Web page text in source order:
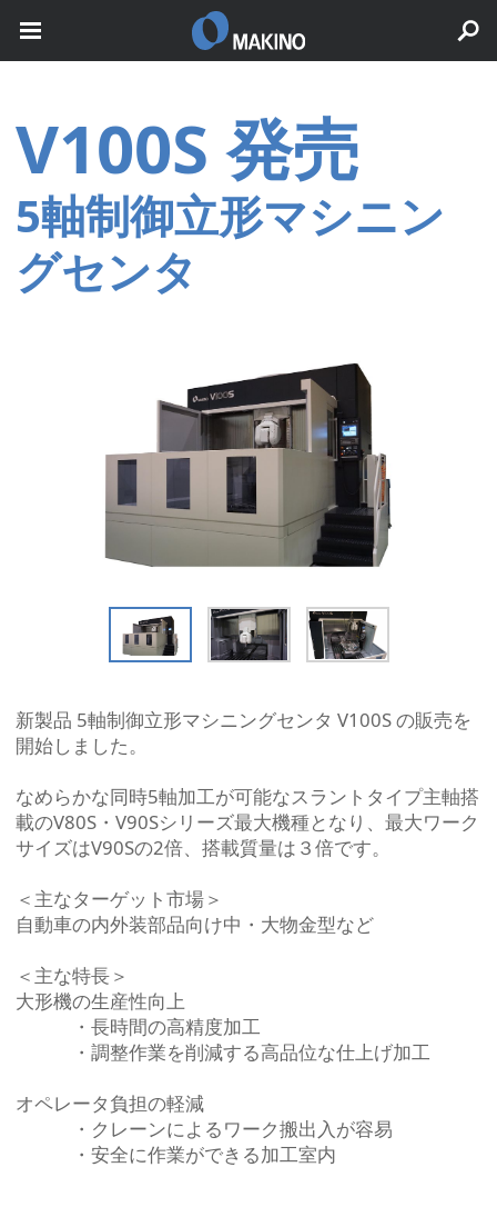
V100S 発売
5軸制御立形マシニン
グセンタ
新製品 5軸制御立形マシニングセンタ V100S の販売を
開始しました。
なめらかな同時5軸加工が可能なスラントタイプ主軸搭
載のV80S・V90Sシリーズ最大機種となり、最大ワーク
サイズはV90Sの2倍、搭載質量は３倍です。
＜主なターゲット市場＞
自動車の内外装部品向け中・大物金型など
＜主な特長＞
大形機の生産性向上
・長時間の高精度加工
・調整作業を削減する高品位な仕上げ加工
オペレータ負担の軽減
・クレーンによるワーク搬出入が容易
・安全に作業ができる加工室内